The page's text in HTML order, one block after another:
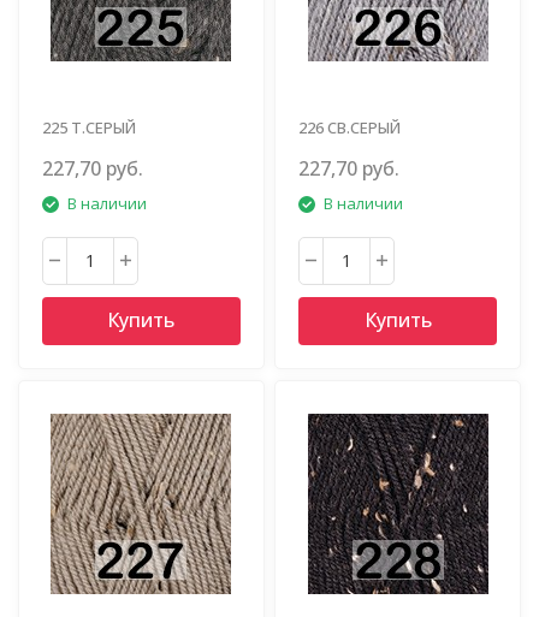
225 Т.СЕРЫЙ
227,70 руб.
В наличии
Купить
226 СВ.СЕРЫЙ
227,70 руб.
В наличии
Купить